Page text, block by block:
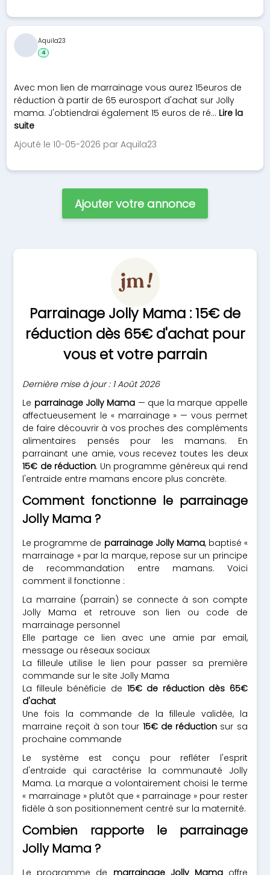
Avec mon lien de marrainage vous aurez 15euros de
réduction à partir de 65 eurosport d'achat sur Jolly
mama. J'obtiendrai également 15 euros de ré... Lire la
suite
Ajouté le 10-05-2026 par Aquila23
Aquila23
4
Ajouter votre annonce
Parrainage Jolly Mama : 15€ de
réduction dès 65€ d'achat pour
vous et votre parrain
Dernière mise à jour : 1 Août 2026
Le parrainage Jolly Mama — que la marque appelle
affectueusement le « marrainage » — vous permet
de faire découvrir à vos proches des compléments
alimentaires pensés pour les mamans. En
parrainant une amie, vous recevez toutes les deux
15€ de réduction. Un programme généreux qui rend
l'entraide entre mamans encore plus concrète.
Comment fonctionne le parrainage
Jolly Mama ?
Le programme de parrainage Jolly Mama, baptisé «
marrainage » par la marque, repose sur un principe
de recommandation entre mamans. Voici
comment il fonctionne :
La marraine (parrain) se connecte à son compte
Jolly Mama et retrouve son lien ou code de
marrainage personnel
Elle partage ce lien avec une amie par email,
message ou réseaux sociaux
La filleule utilise le lien pour passer sa première
commande sur le site Jolly Mama
La filleule bénéficie de 15€ de réduction dès 65€
d'achat
Une fois la commande de la filleule validée, la
marraine reçoit à son tour 15€ de réduction sur sa
prochaine commande
Le système est conçu pour refléter l'esprit
d'entraide qui caractérise la communauté Jolly
Mama. La marque a volontairement choisi le terme
« marrainage » plutôt que « parrainage » pour rester
fidèle à son positionnement centré sur la maternité.
Combien rapporte le parrainage
Jolly Mama ?
Le programme de marrainage Jolly Mamaoffre